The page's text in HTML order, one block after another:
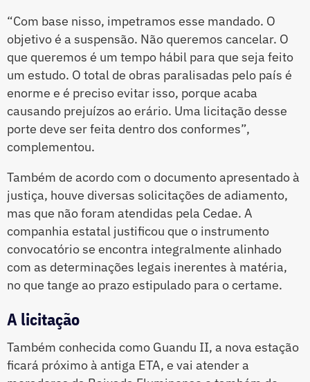
“Com base nisso, impetramos esse mandado. O
objetivo é a suspensão. Não queremos cancelar. O
que queremos é um tempo hábil para que seja feito
um estudo. O total de obras paralisadas pelo país é
enorme e é preciso evitar isso, porque acaba
causando prejuízos ao erário. Uma licitação desse
porte deve ser feita dentro dos conformes”,
complementou.
Também de acordo com o documento apresentado à
justiça, houve diversas solicitações de adiamento,
mas que não foram atendidas pela Cedae. A
companhia estatal justificou que o instrumento
convocatório se encontra integralmente alinhado
com as determinações legais inerentes à matéria,
no que tange ao prazo estipulado para o certame.
A licitação
Também conhecida como Guandu II, a nova estação
ficará próximo à antiga ETA, e vai atender a